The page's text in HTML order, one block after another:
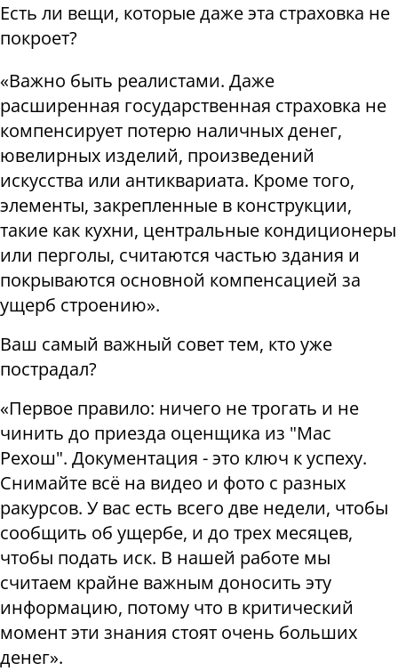
Есть ли вещи, которые даже эта страховка не
покроет?
«Важно быть реалистами. Даже
расширенная государственная страховка не
компенсирует потерю наличных денег,
ювелирных изделий, произведений
искусства или антиквариата. Кроме того,
элементы, закрепленные в конструкции,
такие как кухни, центральные кондиционеры
или перголы, считаются частью здания и
покрываются основной компенсацией за
ущерб строению».
Ваш самый важный совет тем, кто уже
пострадал?
«Первое правило: ничего не трогать и не
чинить до приезда оценщика из "Мас
Рехош". Документация - это ключ к успеху.
Снимайте всё на видео и фото с разных
ракурсов. У вас есть всего две недели, чтобы
сообщить об ущербе, и до трех месяцев,
чтобы подать иск. В нашей работе мы
считаем крайне важным доносить эту
информацию, потому что в критический
момент эти знания стоят очень больших
денег».